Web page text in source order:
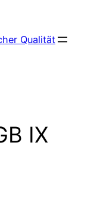
Qualität
IX